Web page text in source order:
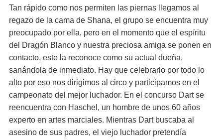
Tan rápido como nos permiten las piernas llegamos al
regazo de la cama de Shana, el grupo se encuentra muy
preocupado por ella, pero en el momento que el espíritu
del Dragón Blanco y nuestra preciosa amiga se ponen en
contacto, este la reconoce como su actual dueña,
sanándola de inmediato. Hay que celebrarlo por todo lo
alto por eso nos dirigimos al circo y participamos en el
campeonato del mejor luchador. En el concurso Dart se
reencuentra con Haschel, un hombre de unos 60 años
experto en artes marciales. Mientras Dart buscaba al
asesino de sus padres, el viejo luchador pretendía